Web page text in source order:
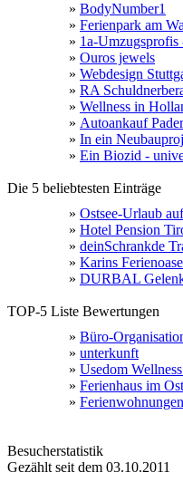
» BodyNumber1
» Ferienpark am
» 1a-
» Ouros jewels
» Webdesign
» RA
» Wellness in
» Autoankauf
» In ein
» Ein Biozid -
Die 5 beliebtesten Einträge
» Ostsee-Urlaub
» Hotel Pension
» deinSchrankde
» Karins
» DURBAL
TOP-5 Liste Bewertungen
» Büro-
» unterkunft
» Usedom
» Ferienhaus im
»
Besucherstatistik
Gezählt seit dem 03.10.2011